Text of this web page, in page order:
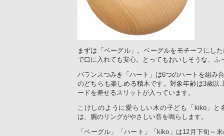
まずは「ベーグル」。ベーグルをモチーフにし
で口に入れても安心。とってもおいしそうな、ふ
バランスつみき「ハート」は6つのハートを組み
のどちらも楽しめる積木です。対象年齢は3歳以
ードを差せるスリットが入っています。
こけしのように愛らしい木の子ども「kiko」と
は、腕のリングがやさしい音を鳴らします。
「ベーグル」「ハート」「kiko」は12月下旬～